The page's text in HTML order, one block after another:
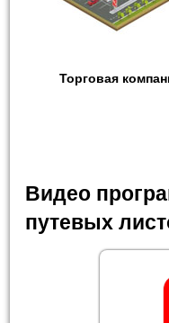
Торговая
Видео
путевых